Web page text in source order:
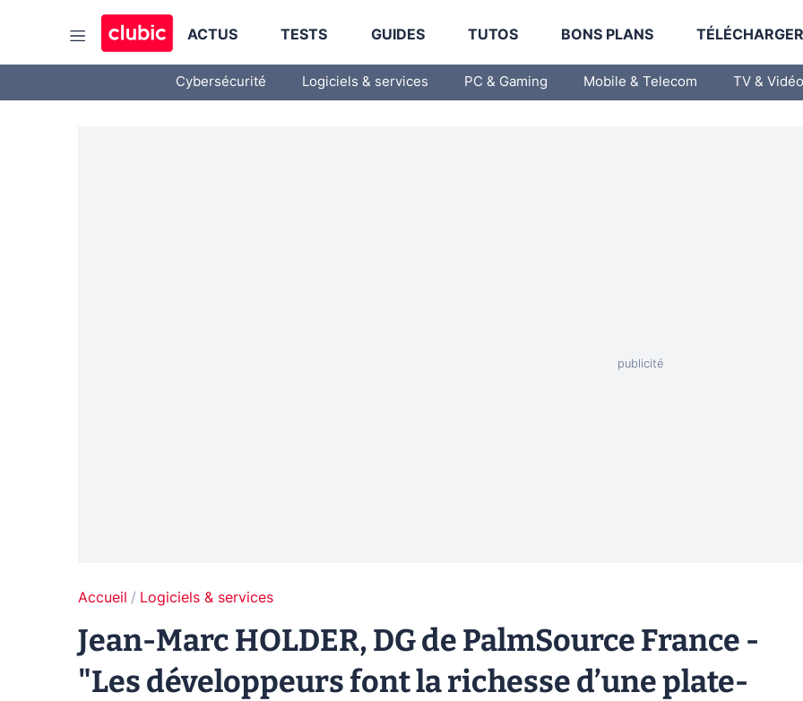
ACTUS TESTS GUIDES TUTOS BONS PLANS
Cybersécurité Logiciels & services PC & Gaming Mobile & Telecom TV & Vidéo
Accueil Logiciels & services
Jean-Marc HOLDER, DG de PalmSource France -
"Les développeurs font la richesse d’une plate-